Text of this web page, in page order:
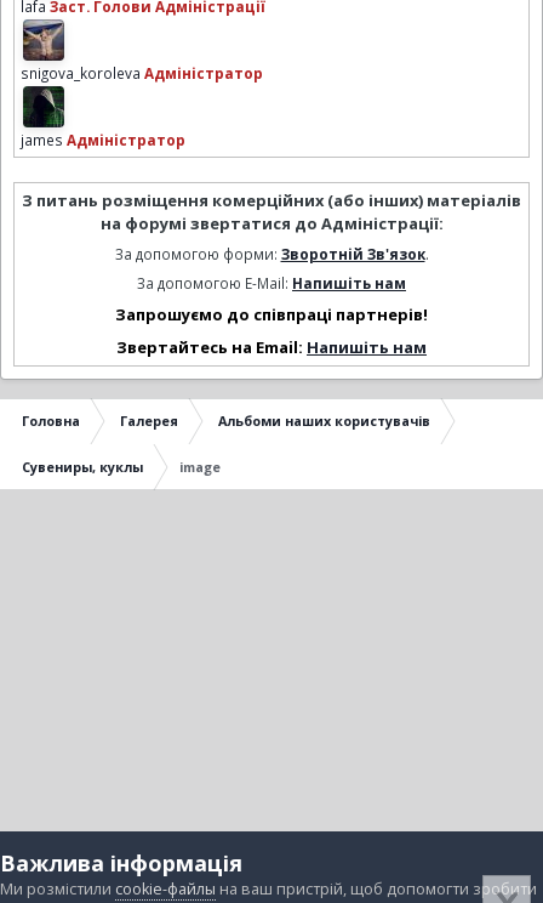
lafa Заст. Голови Адміністрації
snigova_koroleva Адміністратор
james Адміністратор
З питань розміщення комерційних (або інших) матеріалів
на форумі звертатися до Адміністрації:
За допомогою форми: Зворотній Зв'язок.
За допомогою E-Mail: Напишіть нам
Запрошуємо до співпраці партнерів!
Звертайтесь на Email: Напишіть нам
Головна Галерея Альбоми наших користувачів
Сувениры, куклы image
Важлива інформація
Ми розмістили cookie-файлы на ваш пристрій, щоб допомогти зробити